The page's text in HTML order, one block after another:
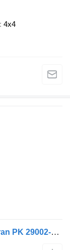
4x4
Steyr 33S46 6X4BB Retarder Kipper Kran PK 29002-6 Seil